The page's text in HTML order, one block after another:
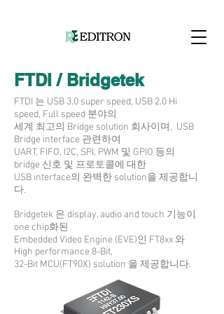
FTDI / Bridgetek
FTDI 는 USB 3.0 super speed, USB 2.0 Hi
speed, Full speed 분야의
세계 최고의 Bridge solution 회사이며, USB
Bridge interface 관련하여
UART, FIFO, I2C, SPI, PWM 및 GPIO 등의
bridge 신호 및 프로토콜에 대한
USB interface의 완벽한 solution을 제공합니
다.
Bridgetek 은 display, audio and touch 기능이
one chip화된
Embedded Video Engine (EVE)인 FT8xx 와
High performance 8-Bit,
32-Bit MCU(FT90X) solution 을 제공합니다.